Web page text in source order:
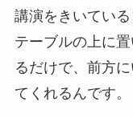
講演をきいている
テーブルの上に
るだけで、前方
てくれるんです。